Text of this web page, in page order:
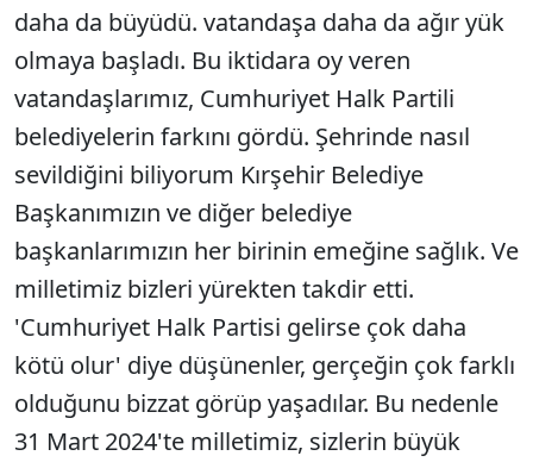
daha da büyüdü. vatandaşa daha da ağır yük
olmaya başladı. Bu iktidara oy veren
vatandaşlarımız, Cumhuriyet Halk Partili
belediyelerin farkını gördü. Şehrinde nasıl
sevildiğini biliyorum Kırşehir Belediye
Başkanımızın ve diğer belediye
başkanlarımızın her birinin emeğine sağlık. Ve
milletimiz bizleri yürekten takdir etti.
'Cumhuriyet Halk Partisi gelirse çok daha
kötü olur' diye düşünenler, gerçeğin çok farklı
olduğunu bizzat görüp yaşadılar. Bu nedenle
31 Mart 2024'te milletimiz, sizlerin büyük